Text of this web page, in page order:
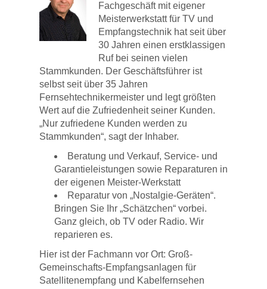
Fachgeschäft mit eigener
Meisterwerkstatt für TV und
Empfangstechnik hat seit über
30 Jahren einen erstklassigen
Ruf bei seinen vielen
Stammkunden. Der Geschäftsführer ist
selbst seit über 35 Jahren
Fernsehtechnikermeister und legt größten
Wert auf die Zufriedenheit seiner Kunden.
„Nur zufriedene Kunden werden zu
Stammkunden“, sagt der Inhaber.
Beratung und Verkauf, Service- und
Garantieleistungen sowie Reparaturen in
der eigenen Meister-Werkstatt
Reparatur von „Nostalgie-Geräten“.
Bringen Sie Ihr „Schätzchen“ vorbei.
Ganz gleich, ob TV oder Radio. Wir
reparieren es.
Hier ist der Fachmann vor Ort: Groß-
Gemeinschafts-Empfangsanlagen für
Satellitenempfang und Kabelfernsehen